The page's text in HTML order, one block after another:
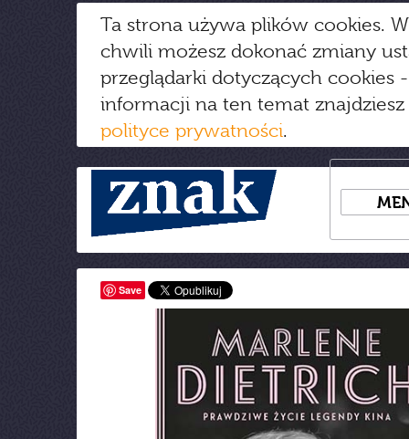
Ta strona używa plików cookies.
chwili możesz dokonać zmiany
przeglądarki dotyczących cookies
informacji na ten temat
polityce prywatności.
Save